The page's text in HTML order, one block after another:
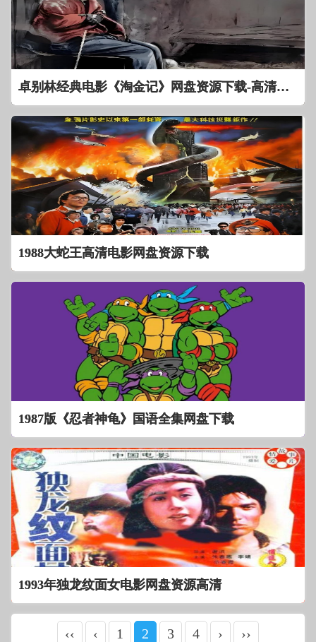
卓别林经典电影《淘金记》网盘资源下载-高清在线观看
1988大蛇王高清电影网盘资源下载
1987版《忍者神龟》国语全集网盘下载
1993年独龙纹面女电影网盘资源高清
‹‹ ‹ 1 2 3 4 › ››